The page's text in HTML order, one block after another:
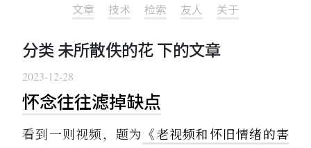
文章
技术 检索 友人 关于
分类 未所散佚的花 下的文章
2023-12-28
怀念往往滤掉缺点
看到一则视频，题为 《老视频和怀旧情绪的害